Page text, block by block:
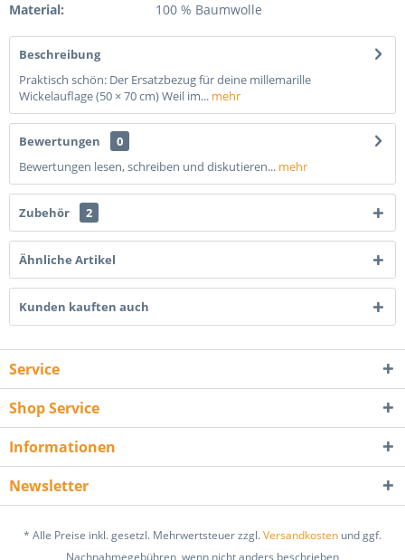
Material:
100 % Baumwolle
Beschreibung
Praktisch schön: Der Ersatzbezug für deine millemarille
Wickelauflage (50 × 70 cm) Weil im... mehr
Bewertungen
0
Bewertungen lesen, schreiben und diskutieren... mehr
Zubehör 2
Ähnliche Artikel
Kunden kauften auch
Service
Shop Service
Informationen
Newsletter
* Alle Preise inkl. gesetzl. Mehrwertsteuer zzgl.Versandkosten und ggf.